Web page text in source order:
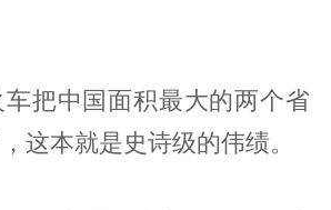
把中国面积最大的两个省
这本就是史诗级的伟绩。